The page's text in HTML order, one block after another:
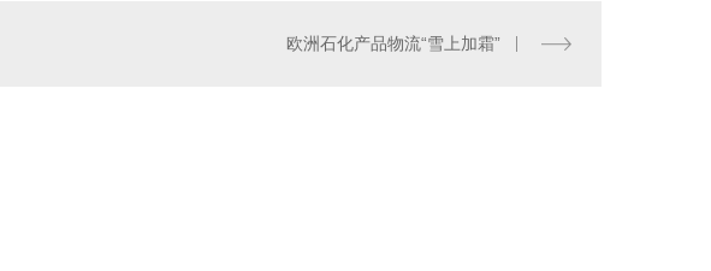
欧洲石化产品物流“雪上加霜”